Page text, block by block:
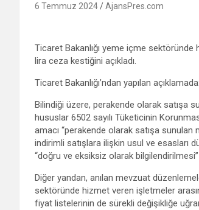
6 Temmuz 2024 AjansPres.com
Ticaret Bakanlığı yeme içme
lira ceza kestiğini açıkladı.
Ticaret Bakanlığı’ndan yapılan açıklamada:
Bilindiği üzere, perakende olarak satışa
hususlar 6502 sayılı Tüketicinin
amacı “perakende olarak satışa
indirimli satışlara ilişkin usul ve esasları
“doğru ve eksiksiz olarak
Diğer yandan, anılan mevzuat
sektöründe hizmet veren işletmeler
fiyat listelerinin de sürekli değişikliğe